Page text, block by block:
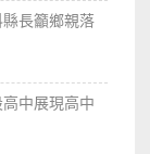
長籲鄉親落
中展現高中